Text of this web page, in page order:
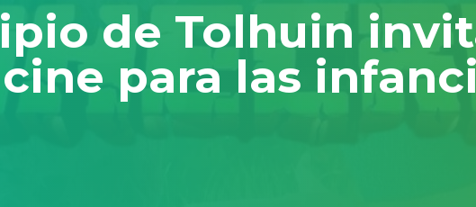
de Tolhuin
para las